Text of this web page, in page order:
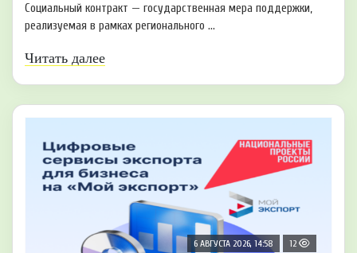
Социальный контракт — государственная мера поддержки,
реализуемая в рамках регионального ...
Читать далее
6 АВГУСТА 2026, 14:58 12